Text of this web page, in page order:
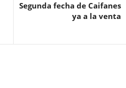
Segunda fecha de Caifanes
ya a la venta